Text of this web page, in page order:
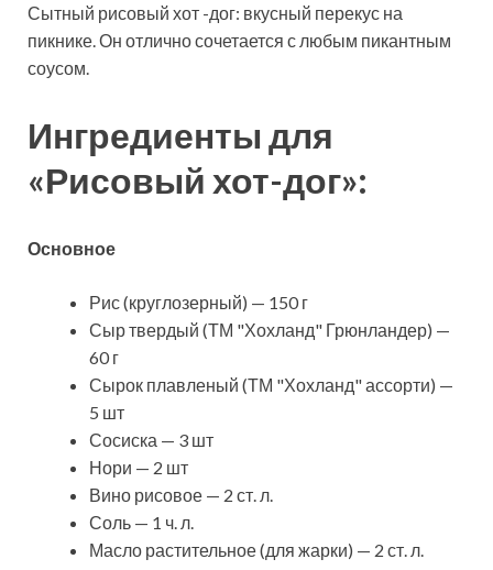
Сытный рисовый хот -дог: вкусный перекус на
пикнике. Он отлично сочетается с любым пикантным
соусом.
Ингредиенты для
«Рисовый хот-дог»:
Основное
Рис(круглозерный) — 150 г
Сыр твердый (ТМ "Хохланд" Грюнландер) —
60 г
Сырок плавленый (ТМ "Хохланд" ассорти) —
5 шт
Сосиска — 3 шт
Нори — 2 шт
Вино рисовое — 2 ст. л.
Соль — 1 ч. л.
Масло растительное (для жарки) — 2 ст. л.